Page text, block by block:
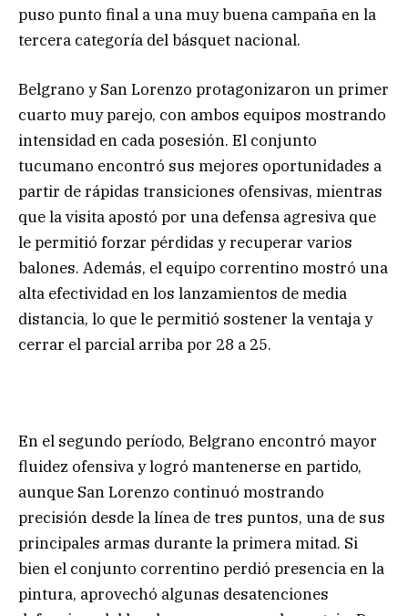
puso punto final a una muy buena campaña en la
tercera categoría del básquet nacional.
Belgrano y San Lorenzo protagonizaron un primer
cuarto muy parejo, con ambos equipos mostrando
intensidad en cada posesión. El conjunto
tucumano encontró sus mejores oportunidades a
partir de rápidas transiciones ofensivas, mientras
que la visita apostó por una defensa agresiva que
le permitió forzar pérdidas y recuperar varios
balones. Además, el equipo correntino mostró una
alta efectividad en los lanzamientos de media
distancia, lo que le permitió sostener la ventaja y
cerrar el parcial arriba por 28 a 25.
En el segundo período, Belgrano encontró mayor
fluidez ofensiva y logró mantenerse en partido,
aunque San Lorenzo continuó mostrando
precisión desde la línea de tres puntos, una de sus
principales armas durante la primera mitad. Si
bien el conjunto correntino perdió presencia en la
pintura, aprovechó algunas desatenciones